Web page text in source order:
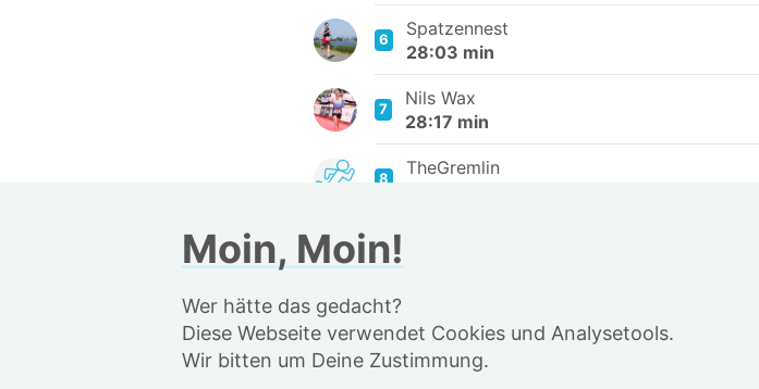
6
Spatzennest
28:03 min
7
Nils Wax
28:17 min
8
TheGremlin
9
10
29:19 min
Fiete Neeb
Moin, Moin!
Wer hätte das gedacht?
Diese Webseite verwendet Cookies und Analysetools.
Wir bitten um Deine Zustimmung.